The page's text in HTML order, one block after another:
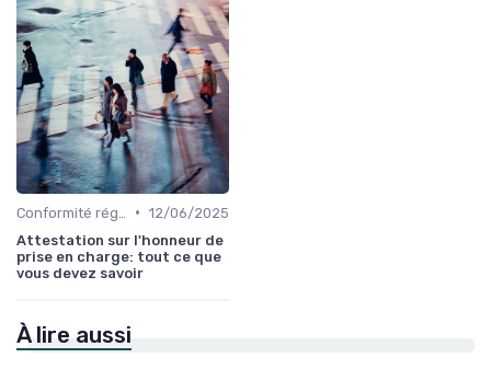
• 12/06/2025
Attestation sur l'honneur de
prise en charge: tout ce que
vous devez savoir
À lire aussi